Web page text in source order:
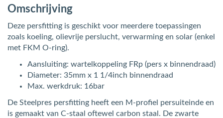
Omschrijving
Deze persfitting is geschikt voor meerdere toepassingen
zoals koeling, olievrije perslucht, verwarming en solar (enkel
met FKM O-ring).
Aansluiting: wartelkoppeling FRp (pers x binnendraad)
Diameter: 35mm x 1 1/4inch binnendraad
Max. werkdruk: 16bar
De Steelpres persfitting heeft een M-profiel persuiteinde en
is gemaakt van C-staal oftewel carbon staal. De zwarte